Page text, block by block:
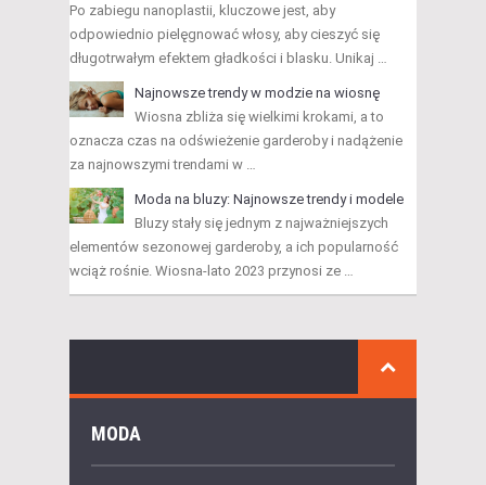
Po zabiegu nanoplastii, kluczowe jest, aby
odpowiednio pielęgnować włosy, aby cieszyć się
długotrwałym efektem gładkości i blasku. Unikaj …
Najnowsze trendy w modzie na wiosnę
Wiosna zbliża się wielkimi krokami, a to
oznacza czas na odświeżenie garderoby i nadążenie
za najnowszymi trendami w …
Moda na bluzy: Najnowsze trendy i modele
Bluzy stały się jednym z najważniejszych
elementów sezonowej garderoby, a ich popularność
wciąż rośnie. Wiosna-lato 2023 przynosi ze …
MODA